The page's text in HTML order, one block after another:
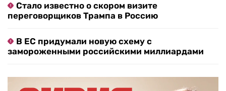
Стало известно о скором визите
переговорщиков Трампа в Россию
В ЕС придумали новую схему с
замороженными российскими миллиардами